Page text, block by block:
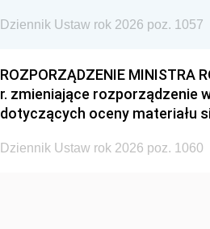
Dziennik Ustaw rok 2026 poz. 1057
ROZPORZĄDZENIE MINISTRA
r. zmieniające rozporządzenie
dotyczących oceny materiału
Dziennik Ustaw rok 2026 poz. 1060